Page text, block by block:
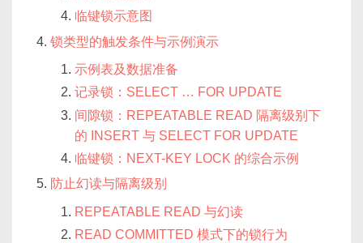
临键锁示意图
锁类型的触发条件与示例演示
示例表及数据准备
记录锁：SELECT … FOR UPDATE
间隙锁：REPEATABLE READ 隔离级别下
的 INSERT 与 SELECT FOR UPDATE
临键锁：NEXT-KEY LOCK 的综合示例
防止幻读与隔离级别
REPEATABLE READ 与幻读
READ COMMITTED 模式下的锁行为